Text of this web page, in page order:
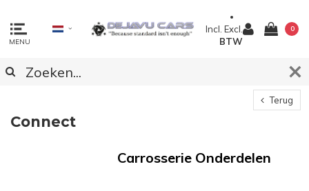
MENU
Incl. Excl.
BTW
0
Terug
Connect
Carrosserie Onderdelen